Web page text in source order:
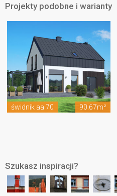
Projekty podobne i warianty
świdnik aa 70 90.67m²
Szukasz inspiracji?